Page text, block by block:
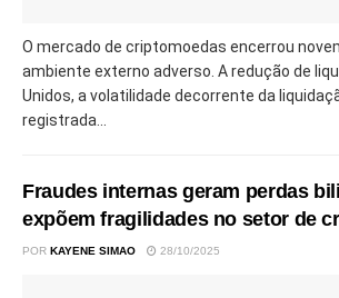
O mercado de criptomoedas encerrou
ambiente externo adverso. A redução de
Unidos, a volatilidade decorrente da
registrada...
Fraudes internas geram perdas
expõem fragilidades no setor de
POR KAYENE SIMAO 28/10/2025